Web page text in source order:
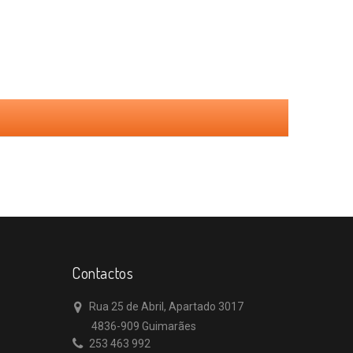
Contactos
Rua 25 de Abril, Apartado 3017
4836-909 Guimarães
253 463 992